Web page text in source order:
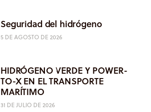
Seguridad del hidrógeno
5 DE AGOSTO DE 2026
HIDRÓGENO VERDE Y POWER-
TO-X EN EL TRANSPORTE
MARÍTIMO
31 DE JULIO DE 2026